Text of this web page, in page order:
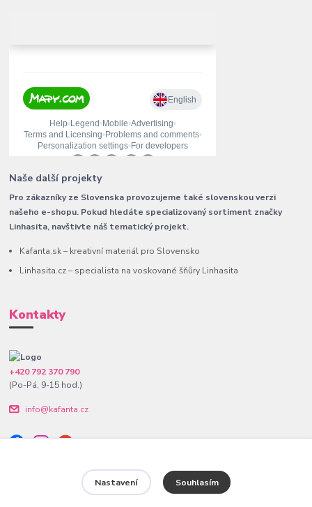
Naše další projekty
Pro zákazníky ze Slovenska provozujeme také slovenskou verzi
našeho e-shopu. Pokud hledáte specializovaný sortiment značky
Linhasita, navštivte náš tematický projekt.
Kafanta.sk – kreativní materiál pro Slovensko
Linhasita.cz – specialista na voskované šňůry Linhasita
Kontakty
+420 792 370 790
(Po-Pá, 9-15 hod.)
info@kafanta.cz
Nastavení Souhlasím